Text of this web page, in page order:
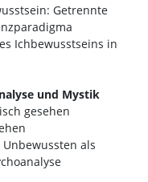
Getrennte
Ichbewusstseins in
und Mystik
gesehen
als